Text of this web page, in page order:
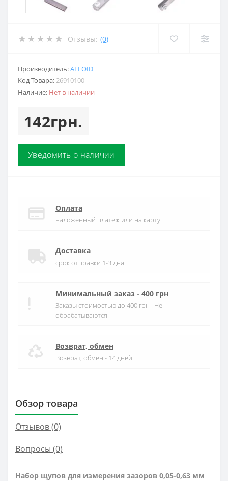
Отзывы: (0)
Производитель:ALLOID
Код Товара:26910100
Наличие: Нет в наличии
142грн.
Уведомить о наличии
Оплата
наложенный платеж или на карту
Доставка
срок отправки 1-3 дня
Минимальный заказ - 400 грн
Заказы стоимостью до 400 грн . Не
обрабатываются.
Возврат, обмен
Возврат, обмен - 14 дней
Обзор товара
Отзывов (0)
Вопросы (0)
Набор щупов для измерения зазоров 0,05-0,63 мм